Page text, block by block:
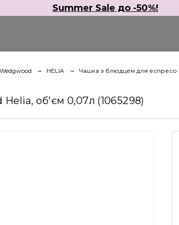
Summer Sale до -50%!
Wedgwood HELIA Чашка з блюдцем для еспресо
об'єм 0,07л (1065298)